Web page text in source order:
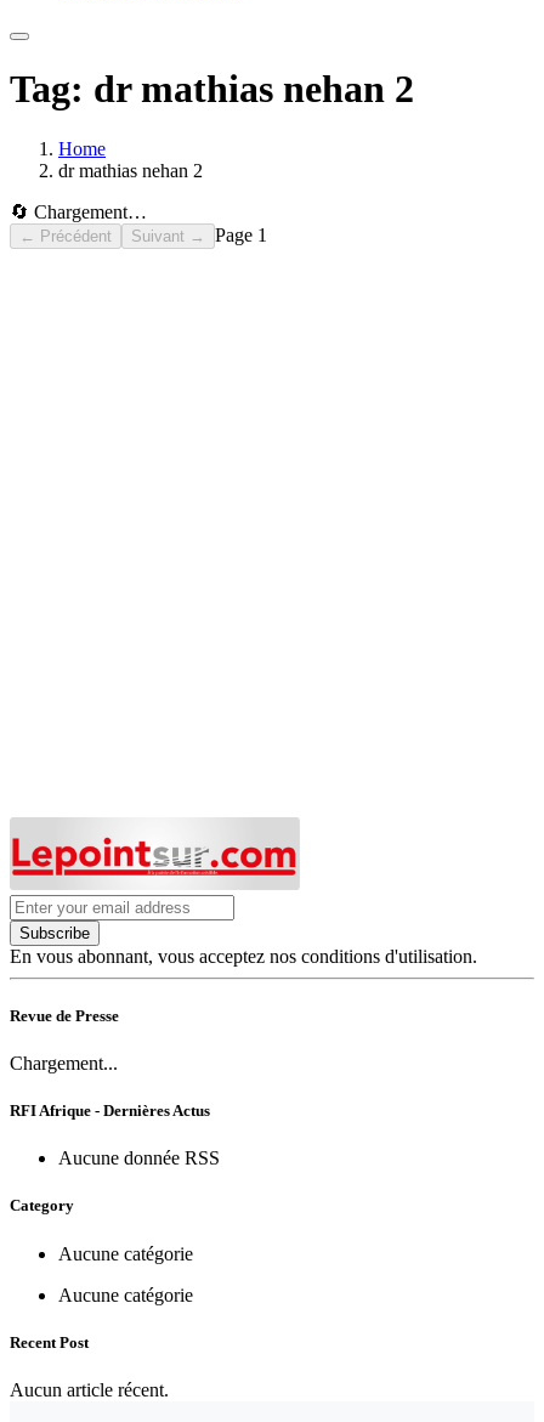
Tag: dr mathias nehan 2
Home
dr mathias nehan 2
🔄 Chargement…
← Précédent Suivant → Page 1
Subscribe
En vous abonnant, vous acceptez nos conditions d'utilisation.
Revue de Presse
Chargement...
RFI Afrique - Dernières Actus
Aucune donnée RSS
Category
Aucune catégorie
Aucune catégorie
Recent Post
Aucun article récent.